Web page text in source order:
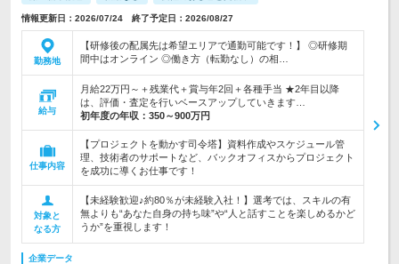
情報更新日：2026/07/24 終了予定日：2026/08/27
勤務地
【研修後の配属先は希望エリアで通勤可能です！】 ◎研修期
間中はオンライン ◎働き方（転勤なし）の相…
給与
月給22万円～＋残業代＋賞与年2回＋各種手当 ★2年目以降
は、評価・査定を行いベースアップしていきます…
初年度の年収： 350～900万円
仕事内容
【プロジェクトを動かす司令塔】資料作成やスケジュール管
理、技術者のサポートなど、バックオフィスからプロジェクト
を成功に導くお仕事です！
対象と
なる方
【未経験歓迎♪約80％が未経験入社！】選考では、スキルの有
無よりも“あなた自身の持ち味”や“人と話すことを楽しめるかど
うか”を重視します！
企業データ